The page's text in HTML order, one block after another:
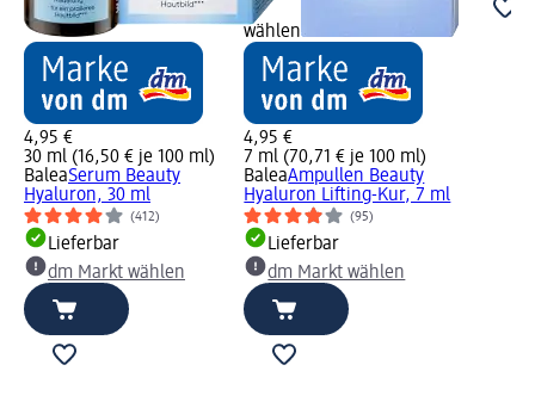
4,95 €
30 ml (16,50 € je 100 ml)
BaleaSerum Beauty
Hyaluron, 30 ml
(412)
Lieferbar
dm Markt wählen
wählen
4,95 €
7 ml (70,71 € je 100 ml)
BaleaAmpullen Beauty
Hyaluron Lifting-Kur, 7 ml
(95)
Lieferbar
dm Markt wählen